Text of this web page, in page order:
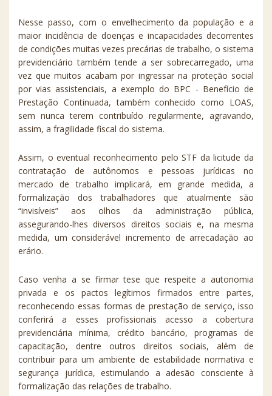
Nesse passo, com o envelhecimento da população e a
maior incidência de doenças e incapacidades decorrentes
de condições muitas vezes precárias de trabalho, o sistema
previdenciário também tende a ser sobrecarregado, uma
vez que muitos acabam por ingressar na proteção social
por vias assistenciais, a exemplo do BPC - Benefício de
Prestação Continuada, também conhecido como LOAS,
sem nunca terem contribuído regularmente, agravando,
assim, a fragilidade fiscal do sistema.
Assim, o eventual reconhecimento pelo STF da licitude da
contratação de autônomos e pessoas jurídicas no
mercado de trabalho implicará, em grande medida, a
formalização dos trabalhadores que atualmente são
“invisíveis” aos olhos da administração pública,
assegurando-lhes diversos direitos sociais e, na mesma
medida, um considerável incremento de arrecadação ao
erário.
Caso venha a se firmar tese que respeite a autonomia
privada e os pactos legítimos firmados entre partes,
reconhecendo essas formas de prestação de serviço, isso
conferirá a esses profissionais acesso a cobertura
previdenciária mínima, crédito bancário, programas de
capacitação, dentre outros direitos sociais, além de
contribuir para um ambiente de estabilidade normativa e
segurança jurídica, estimulando a adesão consciente à
formalização das relações de trabalho.